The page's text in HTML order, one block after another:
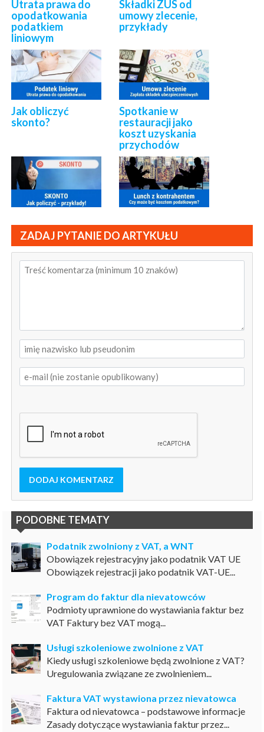
Utrata prawa do
opodatkowania
podatkiem
liniowym
Składki ZUS od
umowy zlecenie,
przykłady
Jak obliczyć
skonto?
Spotkanie w
restauracji jako
koszt uzyskania
przychodów
ZADAJ PYTANIE DO ARTYKUŁU
DODAJ KOMENTARZ
PODOBNE TEMATY
Podatnik zwolniony z VAT, a WNT
Obowiązek rejestracyjny jako podatnik VAT UE
Obowiązek rejestracji jako podatnik VAT-UE...
Program do faktur dla nievatowców
Podmioty uprawnione do wystawiania faktur bez
VAT Faktury bez VAT mogą...
Usługi szkoleniowe zwolnione z VAT
Kiedy usługi szkoleniowe będą zwolnione z VAT?
Uregulowania związane ze zwolnieniem...
Faktura VAT wystawiona przez nievatowca
Faktura od nievatowca – podstawowe informacje
Zasady dotyczące wystawiania faktur przez...